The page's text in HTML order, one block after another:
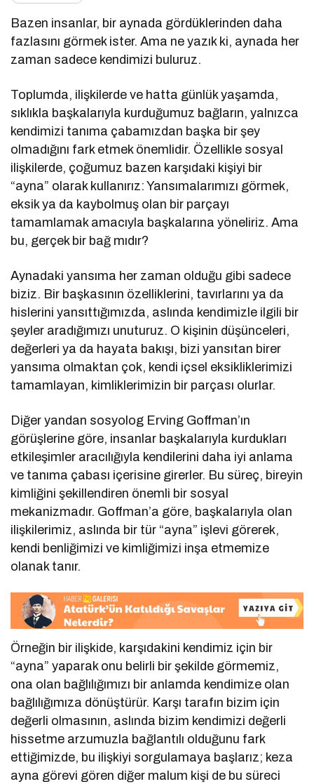
Bazen insanlar, bir aynada gördüklerinden daha
fazlasını görmek ister. Ama ne yazık ki, aynada her
zaman sadece kendimizi buluruz.
Toplumda, ilişkilerde ve hatta günlük yaşamda,
sıklıkla başkalarıyla kurduğumuz bağların, yalnızca
kendimizi tanıma çabamızdan başka bir şey
olmadığını fark etmek önemlidir. Özellikle sosyal
ilişkilerde, çoğumuz bazen karşıdaki kişiyi bir
“ayna” olarak kullanırız: Yansımalarımızı görmek,
eksik ya da kaybolmuş olan bir parçayı
tamamlamak amacıyla başkalarına yöneliriz. Ama
bu, gerçek bir bağ mıdır?
Aynadaki yansıma her zaman olduğu gibi sadece
biziz. Bir başkasının özelliklerini, tavırlarını ya da
hislerini yansıttığımızda, aslında kendimizle ilgili bir
şeyler aradığımızı unuturuz. O kişinin düşünceleri,
değerleri ya da hayata bakışı, bizi yansıtan birer
yansıma olmaktan çok, kendi içsel eksikliklerimizi
tamamlayan, kimliklerimizin bir parçası olurlar.
Diğer yandan sosyolog Erving Goffman’ın
görüşlerine göre, insanlar başkalarıyla kurdukları
etkileşimler aracılığıyla kendilerini daha iyi anlama
ve tanıma çabası içerisine girerler. Bu süreç, bireyin
kimliğini şekillendiren önemli bir sosyal
mekanizmadır. Goffman’a göre, başkalarıyla olan
ilişkilerimiz, aslında bir tür “ayna” işlevi görerek,
kendi benliğimizi ve kimliğimizi inşa etmemize
olanak tanır.
Örneğin bir ilişkide, karşıdakini kendimiz için bir
“ayna” yaparak onu belirli bir şekilde görmemiz,
ona olan bağlılığımızı bir anlamda kendimize olan
bağlılığımıza dönüştürür. Karşı tarafın bizim için
değerli olmasının, aslında bizim kendimizi değerli
hissetme arzumuzla bağlantılı olduğunu fark
ettiğimizde, bu ilişkiyi sorgulamaya başlarız; keza
ayna görevi gören diğer malum kişi de bu süreci